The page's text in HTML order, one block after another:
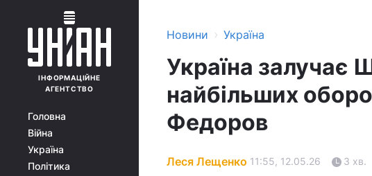
ІНФОРМАЦІЙНЕ
АГЕНТСТВО
Головна
Війна
Україна
Політика
Новини › Україна
Україна залучає
найбільших
Федоров
Леся Лещенко 11:55, 12.05.26 3 хв.